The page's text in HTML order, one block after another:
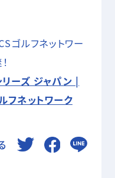
ゴルフネットワー
ーズ ジャパン |
フネットワーク